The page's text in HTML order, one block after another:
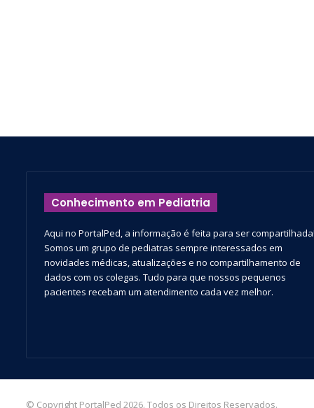
Conhecimento em Pediatria
Aqui no PortalPed, a informação é feita para ser
Somos um grupo de pediatras sempre interessados em
novidades médicas, atualizações e no compartilhamento de
dados com os colegas. Tudo para que nossos pequenos
pacientes recebam um atendimento cada vez melhor.
© Copyright PortalPed 2026. Todos os Direitos Reservados.